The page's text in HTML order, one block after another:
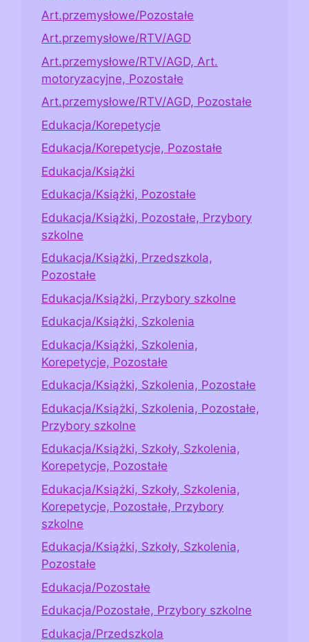
Art.przemysłowe/Pozostałe
Art.przemysłowe/RTV/AGD
Art.przemysłowe/RTV/AGD, Art.
motoryzacyjne, Pozostałe
Art.przemysłowe/RTV/AGD, Pozostałe
Edukacja/Korepetycje
Edukacja/Korepetycje, Pozostałe
Edukacja/Książki
Edukacja/Książki, Pozostałe
Edukacja/Książki, Pozostałe, Przybory
szkolne
Edukacja/Książki, Przedszkola,
Pozostałe
Edukacja/Książki, Przybory szkolne
Edukacja/Książki, Szkolenia
Edukacja/Książki, Szkolenia,
Korepetycje, Pozostałe
Edukacja/Książki, Szkolenia, Pozostałe
Edukacja/Książki, Szkolenia, Pozostałe,
Przybory szkolne
Edukacja/Książki, Szkoły, Szkolenia,
Korepetycje, Pozostałe
Edukacja/Książki, Szkoły, Szkolenia,
Korepetycje, Pozostałe, Przybory
szkolne
Edukacja/Książki, Szkoły, Szkolenia,
Pozostałe
Edukacja/Pozostałe
Edukacja/Pozostałe, Przybory szkolne
Edukacja/Przedszkola